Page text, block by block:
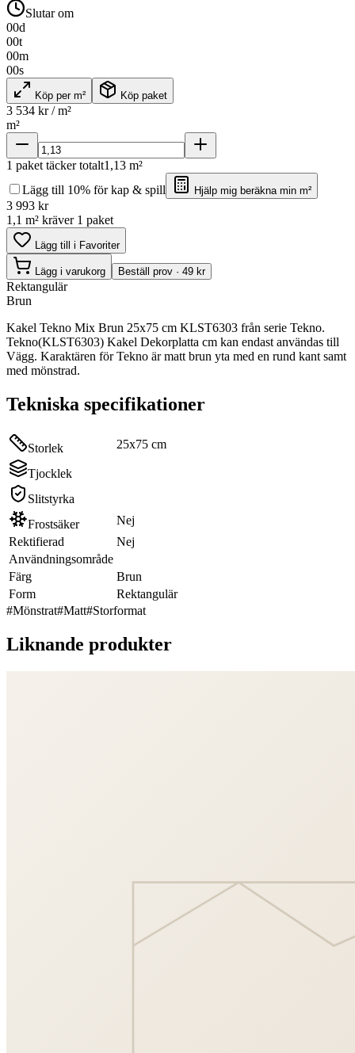
Slutar om
00d
00t
00m
00s
Köp per m² Köp paket
3 534 kr / m²
m²
1 paket täcker totalt1,13 m²
Lägg till 10% för kap & spill
Hjälp mig beräkna min m²
3 993 kr
1,1 m² kräver 1 paket
Lägg till i Favoriter
Lägg i varukorg Beställ prov · 49 kr
Rektangulär
Brun
Kakel Tekno Mix Brun 25x75 cm KLST6303 från serie Tekno.
Tekno(KLST6303) Kakel Dekorplatta cm kan endast användas till
Vägg. Karaktären för Tekno är matt brun yta med en rund kant samt
med mönstrad.
Tekniska specifikationer
Storlek 25x75 cm
Tjocklek
Slitstyrka
Frostsäker
Nej
Rektifierad
Nej
Användningsområde
Färg
Brun
Form
Rektangulär
#Mönstrat#Matt#Storformat
Liknande produkter